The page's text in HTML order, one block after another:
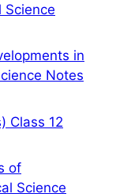
Science
in
Notes
Class 12
of
Science